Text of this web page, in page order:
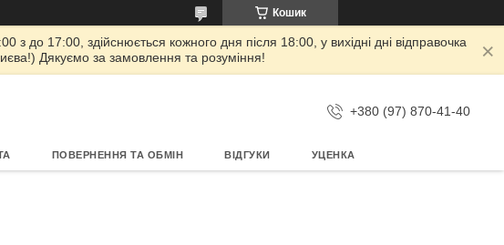
Кошик
з до 17:00, здійснюється кожного дня після 18:00, у вихідні дні відправочка
Дякуємо за замовлення та розуміння!
+380 (97) 870-41-40
ПОВЕРНЕННЯ ТА ОБМІН ВІДГУКИ УЦЕНКА